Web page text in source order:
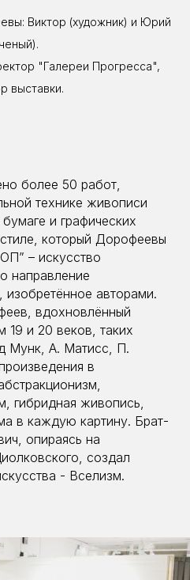
Виктор (художник) и Юрий
"Галереи Прогресса",
выставки.
более 50 работ,
технике живописи
и графических
который Дорофеевы
– искусство
направление
изобретённое авторами.
вдохновлённый
19 и 20 веков, таких
Мунк, А. Матисс, П.
в
гибридная живопись,
в каждую картину. Брат-
опираясь на
создал
- Вселизм.